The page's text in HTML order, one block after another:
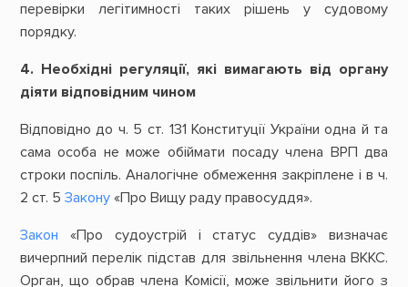
перевірки легітимності таких рішень у судовому
порядку.
4. Необхідні регуляції, які вимагають від органу
діяти відповідним чином
Відповідно до ч. 5 ст. 131 Конституції України одна й та
сама особа не може обіймати посаду члена ВРП два
строки поспіль. Аналогічне обмеження закріплене і в ч.
2 ст. 5 Закону«Про Вищу раду правосуддя».
Закон «Про судоустрій і статус суддів» визначає
вичерпний перелік підстав для звільнення члена ВККС.
Орган, що обрав члена Комісії, може звільнити його з